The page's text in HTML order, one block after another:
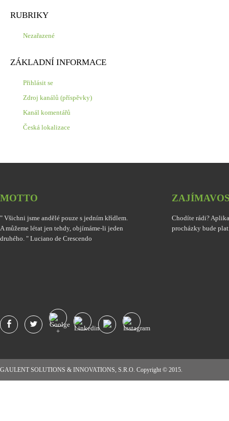
RUBRIKY
Nezařazené
ZÁKLADNÍ INFORMACE
Přihlásit se
Zdroj kanálů (příspěvky)
Kanál komentářů
Česká lokalizace
MOTTO
" Všichni jsme andělé pouze s jedním křídlem.
A můžeme létat jen tehdy, objímáme-li jeden
druhého. " Luciano de Crescendo
Chodíte rádi?
procházky bude
GAULENT SOLUTIONS & INNOVATIONS, S.R.O. Copyright © 2015.